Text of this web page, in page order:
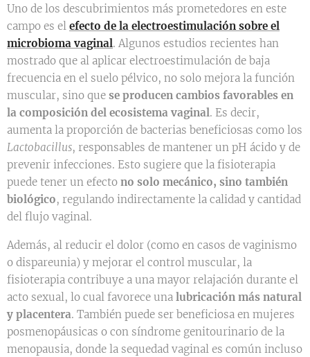
Uno de los descubrimientos más prometedores en este
campo es el efecto de la electroestimulación sobre el
microbioma vaginal. Algunos estudios recientes han
mostrado que al aplicar electroestimulación de baja
frecuencia en el suelo pélvico, no solo mejora la función
muscular, sino que se producen cambios favorables en
la composición del ecosistema vaginal. Es decir,
aumenta la proporción de bacterias beneficiosas como los
Lactobacillus, responsables de mantener un pH ácido y de
prevenir infecciones. Esto sugiere que la fisioterapia
puede tener un efecto no solo mecánico, sino también
biológico, regulando indirectamente la calidad y cantidad
del flujo vaginal.
Además, al reducir el dolor (como en casos de vaginismo
o dispareunia) y mejorar el control muscular, la
fisioterapia contribuye a una mayor relajación durante el
acto sexual, lo cual favorece una lubricación más natural
y placentera. También puede ser beneficiosa en mujeres
posmenopáusicas o con síndrome genitourinario de la
menopausia, donde la sequedad vaginal es común incluso